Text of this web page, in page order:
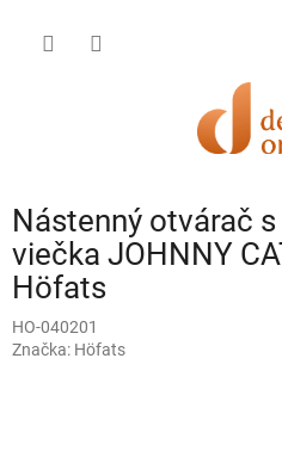
obsah
Nástenný otvárač
viečka JOHNNY
Höfats
HO-040201
Značka: Höfats